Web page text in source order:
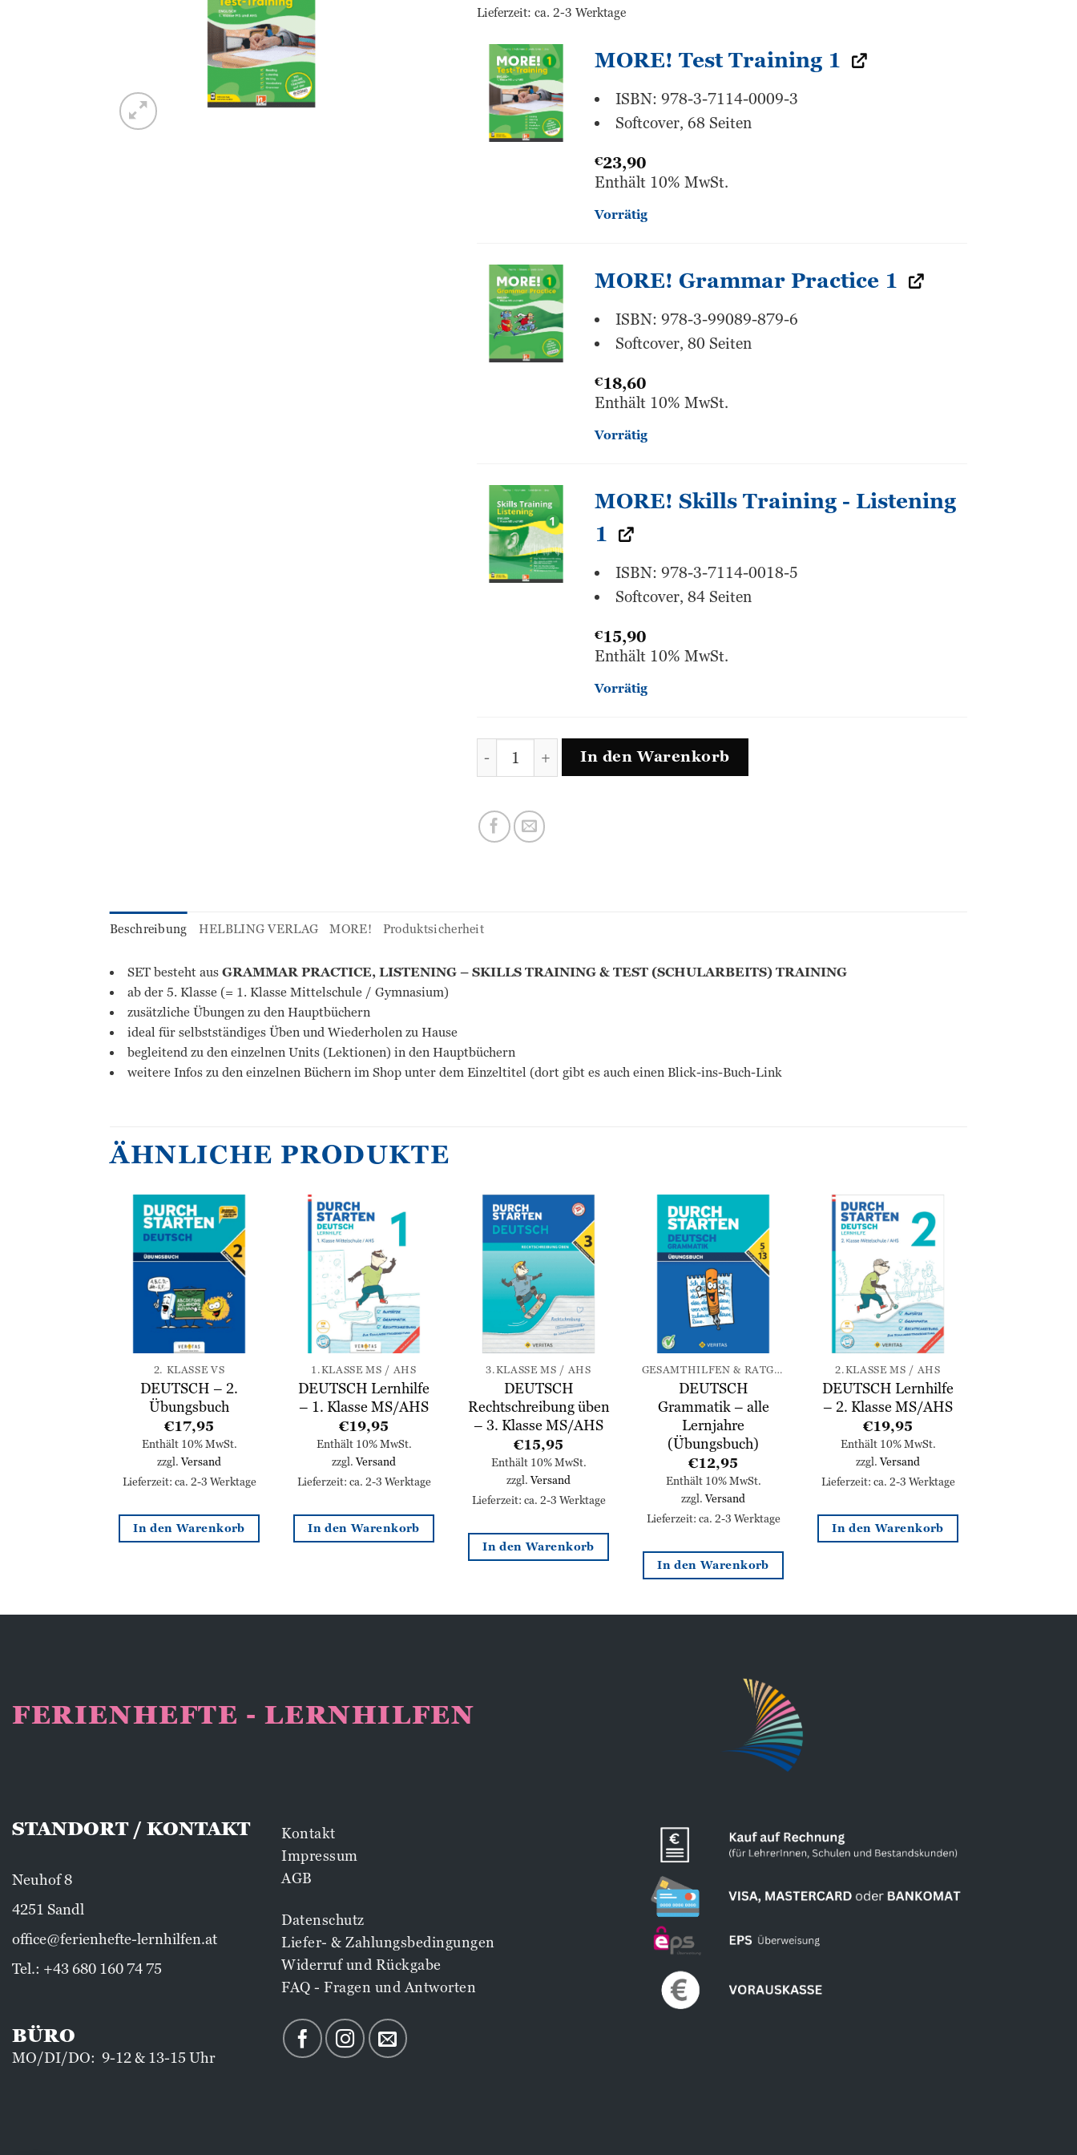
Lieferzeit: ca. 2-3 Werktage
MORE! Test Training 1
ISBN: 978-3-7114-0009-3
Softcover, 68 Seiten
€23,90
Enthält 10% MwSt.
Vorrätig
MORE! Grammar Practice 1
ISBN: 978-3-99089-879-6
Softcover, 80 Seiten
€18,60
Enthält 10% MwSt.
Vorrätig
MORE! Skills Training - Listening
1
ISBN: 978-3-7114-0018-5
Softcover, 84 Seiten
€15,90
Enthält 10% MwSt.
Vorrätig
MORE! - SET (1. Klasse) Menge
In den Warenkorb
Beschreibung HELBLING VERLAG MORE! Produktsicherheit
SET besteht ausGRAMMAR PRACTICE, LISTENING – SKILLS TRAINING & TEST (SCHULARBEITS) TRAINING
ab der 5. Klasse (= 1. Klasse Mittelschule / Gymnasium)
zusätzliche Übungen zu den Hauptbüchern
ideal für selbstständiges Üben und Wiederholen zu Hause
begleitend zu den einzelnen Units (Lektionen) in den Hauptbüchern
weitere Infos zu den einzelnen Büchern im Shop unter dem Einzeltitel (dort gibt es auch einen Blick-ins-Buch-Link
ÄHNLICHE PRODUKTE
Zur
Wunschliste
hinzufügen
2. KLASSE VS
DEUTSCH – 2.
Übungsbuch
€17,95
Enthält 10% MwSt.
zzgl.Versand
Lieferzeit: ca. 2-3 Werktage
In den Warenkorb
Zur
Wunschliste
hinzufügen
1.KLASSE MS / AHS
DEUTSCH Lernhilfe
– 1. Klasse MS/AHS
€19,95
Enthält 10% MwSt.
zzgl.Versand
Lieferzeit: ca. 2-3 Werktage
In den Warenkorb
Zur
Wunschliste
3.KLASSE MS / AHS
DEUTSCH
Rechtschreibung üben
– 3. Klasse MS/AHS
€15,95
Enthält 10% MwSt.
zzgl.Versand
Lieferzeit: ca. 2-3 Werktage
In den Warenkorb
Zur
Wunschliste
hinzufügen
GESAMTHILFEN & RATGEBER
DEUTSCH
Grammatik – alle
Lernjahre
(Übungsbuch)
€12,95
Enthält 10% MwSt.
zzgl.Versand
Lieferzeit: ca. 2-3 Werktage
In den Warenkorb
Zur
Wunschliste
hinzufügen
2.KLASSE MS / AHS
DEUTSCH Lernhilfe
– 2. Klasse MS/AHS
€19,95
Enthält 10% MwSt.
zzgl.Versand
Lieferzeit: ca. 2-3 Werktage
In den Warenkorb
FERIENHEFTE - LERNHILFEN
STANDORT / KONTAKT
Neuhof 8
4251 Sandl
office@ferienhefte-lernhilfen.at
Tel.: +43 680 160 74 75
BÜRO
MO/DI/DO: 9-12 & 13-15 Uhr
Kontakt
Impressum
AGB
Datenschutz
Liefer- & Zahlungsbedingungen
Widerruf und Rückgabe
FAQ - Fragen und Antworten